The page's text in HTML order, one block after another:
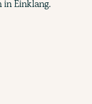
in Einklang.